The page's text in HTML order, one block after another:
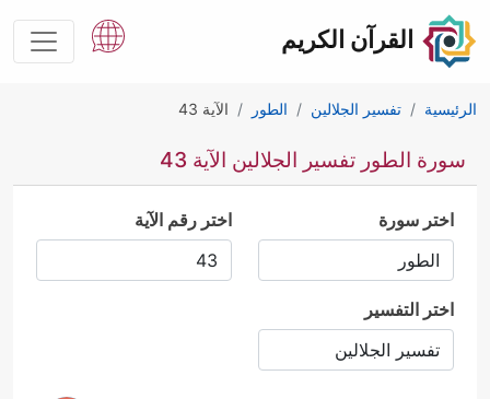
القرآن الكريم
الرئيسية تفسير الجلالين الطور الآية 43
سورة الطور تفسير الجلالين الآية 43
اختر سورة اختر رقم الآية
اختر التفسير